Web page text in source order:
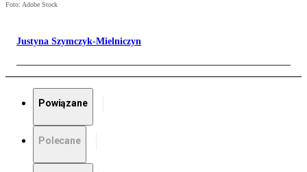
Foto: Adobe Stock
Justyna Szymczyk-Mielniczyn
Powiązane
Polecane